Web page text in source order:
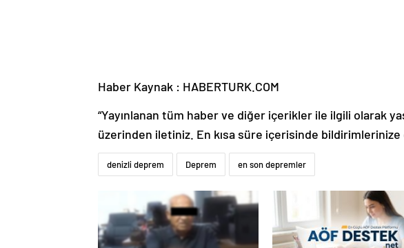
Haber Kaynak : HABERTURK.COM
“Yayınlanan tüm haber ve diğer içerikler ile ilgili olarak
üzerinden iletiniz. En kısa süre içerisinde bildirimlerinize
denizli deprem Deprem en son depremler